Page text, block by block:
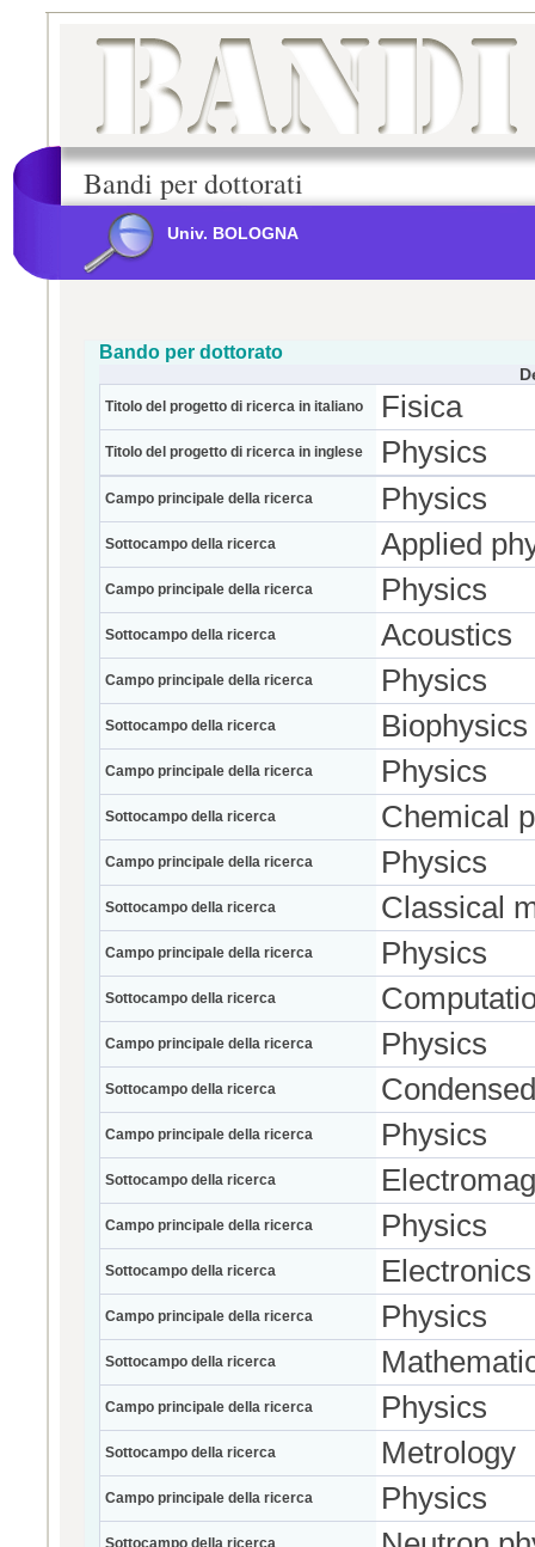
Bandi per dottorati
Univ. BOLOGNA
Bando per dottorato
Titolo del progetto di ricerca in italiano Fisica
Titolo del progetto di ricerca in inglese Physics
Campo principale della ricerca Physics
Sottocampo della ricerca Applied
Campo principale della ricerca Physics
Sottocampo della ricerca Acoustics
Campo principale della ricerca Physics
Sottocampo della ricerca Biophysics
Campo principale della ricerca Physics
Sottocampo della ricerca Chemical
Campo principale della ricerca Physics
Sottocampo della ricerca Classical
Campo principale della ricerca Physics
Sottocampo della ricerca
Campo principale della ricerca Physics
Sottocampo della ricerca
Campo principale della ricerca Physics
Sottocampo della ricerca
Campo principale della ricerca Physics
Sottocampo della ricerca Electronics
Campo principale della ricerca Physics
Sottocampo della ricerca
Campo principale della ricerca Physics
Sottocampo della ricerca Metrology
Campo principale della ricerca Physics
Sottocampo della ricerca